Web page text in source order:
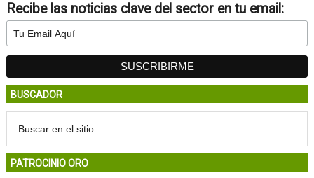
Recibe las noticias clave del sector en tu email:
BUSCADOR
PATROCINIO ORO